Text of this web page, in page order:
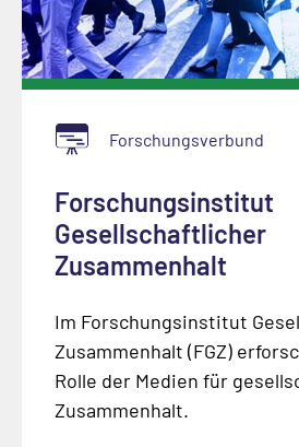
Forschungsverbund
Forschungsinstitut
Gesellschaftlicher
Zusammenhalt
Im Forschungsinstitut
Zusammenhalt (FGZ)
Rolle der Medien für
Zusammenhalt.